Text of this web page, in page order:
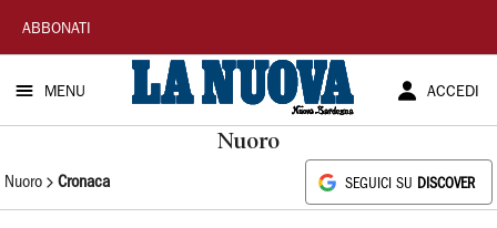
La
Nuova
Sardegna
ABBONATI
MENU ACCEDI
Nuoro
Nuoro Cronaca SEGUICI SU DISCOVER